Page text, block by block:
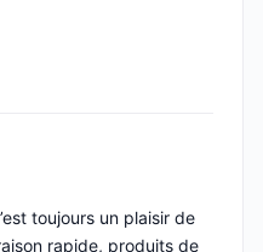
toujours un plaisir de
rapide, produits de